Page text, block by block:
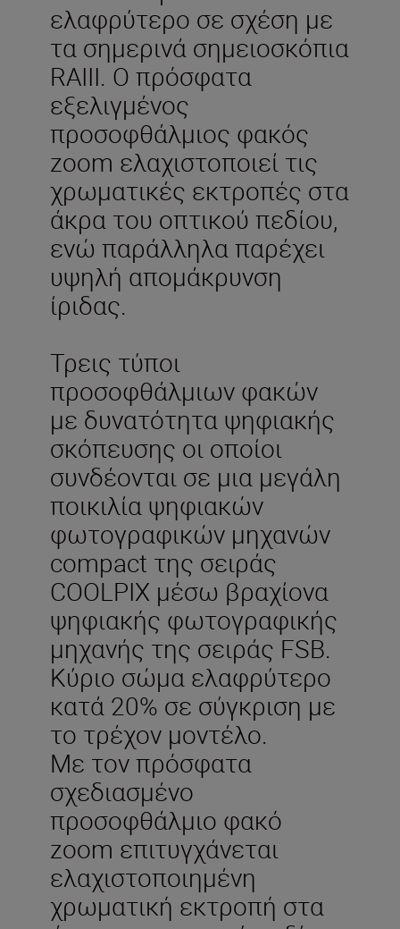
ελαφρύτερο σε σχέση με
τα σημερινά σημειοσκόπια
RAIII. Ο πρόσφατα
εξελιγμένος
προσοφθάλμιος φακός
zoom ελαχιστοποιεί τις
χρωματικές εκτροπές στα
άκρα του οπτικού πεδίου,
ενώ παράλληλα παρέχει
υψηλή απομάκρυνση
ίριδας.
Τρεις τύποι
προσοφθάλμιων φακών
με δυνατότητα ψηφιακής
σκόπευσης οι οποίοι
συνδέονται σε μια μεγάλη
ποικιλία ψηφιακών
φωτογραφικών μηχανών
compact της σειράς
COOLPIX μέσω βραχίονα
ψηφιακής φωτογραφικής
μηχανής της σειράς FSB.
Κύριο σώμα ελαφρύτερο
κατά 20% σε σύγκριση με
το τρέχον μοντέλο.
Με τον πρόσφατα
σχεδιασμένο
προσοφθάλμιο φακό
zoom επιτυγχάνεται
ελαχιστοποιημένη
χρωματική εκτροπή στα